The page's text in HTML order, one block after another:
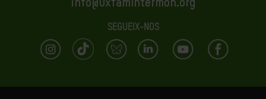
info@OxfamIntermon.org
SEGUEIX-NOS